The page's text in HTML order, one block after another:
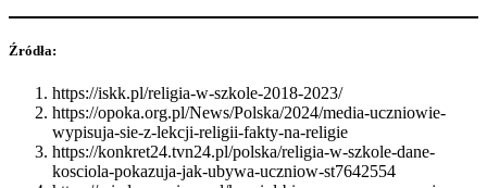
Źródła:
https://iskk.pl/religia-w-szkole-2018-2023/
https://opoka.org.pl/News/Polska/2024/media-uczniowie-
wypisuja-sie-z-lekcji-religii-fakty-na-religie
https://konkret24.tvn24.pl/polska/religia-w-szkole-dane-
kosciola-pokazuja-jak-ubywa-uczniow-st7642554